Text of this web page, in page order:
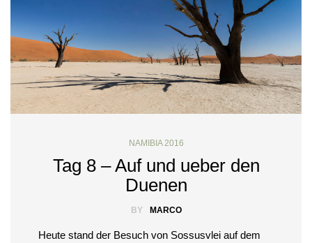
NAMIBIA 2016
Tag 8 – Auf und ueber den
Duenen
BY MARCO
Heute stand der Besuch von Sossusvlei auf dem